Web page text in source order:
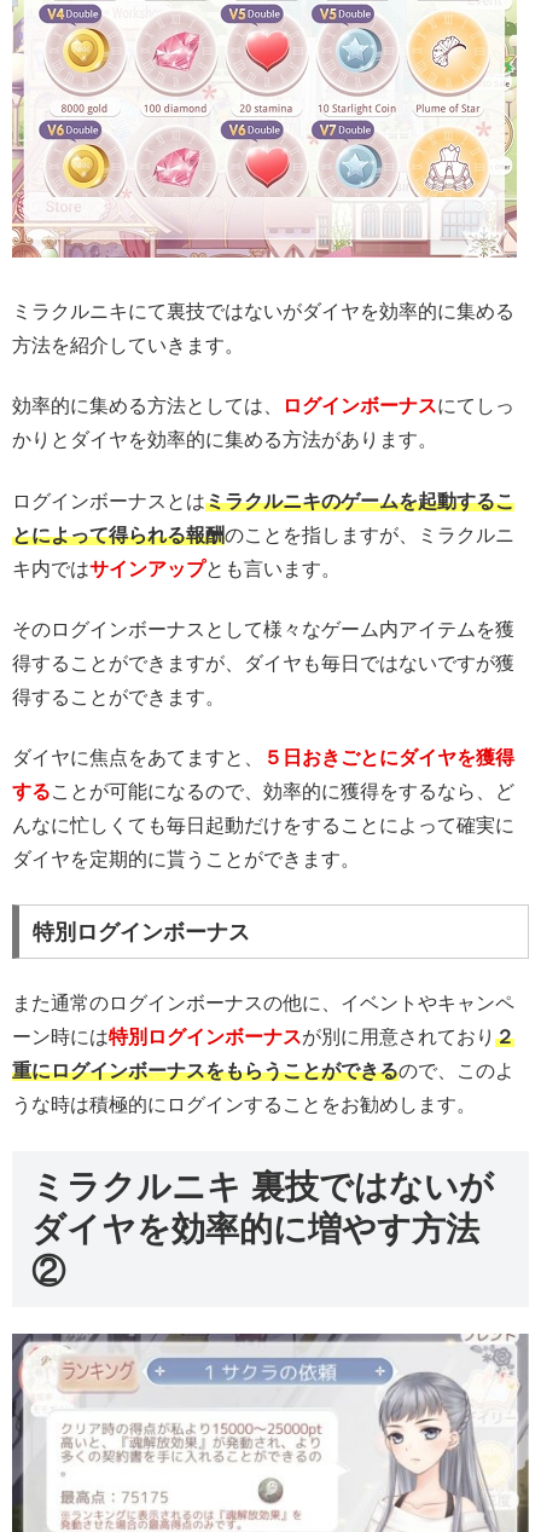
ミラクルニキにて裏技ではないがダイヤを効率的に集める
方法を紹介していきます。
効率的に集める方法としては、 ログインボーナスにてしっ
かりとダイヤを効率的に集める方法があります。
ログインボーナスとはミラクルニキのゲームを起動するこ
とによって得られる報酬のことを指しますが、ミラクルニ
キ内ではサインアップとも言います。
そのログインボーナスとして様々なゲーム内アイテムを獲
得することができますが、ダイヤも毎日ではないですが獲
得することができます。
ダイヤに焦点をあてますと、
５日おきごとにダイヤを獲得
することが可能になるので、効率的に獲得をするなら、ど
んなに忙しくても毎日起動だけをすることによって確実に
ダイヤを定期的に貰うことができます。
特別ログインボーナス
また通常のログインボーナスの他に、イベントやキャンペ
ーン時には特別ログインボーナスが別に用意されており ２
重にログインボーナスをもらうことができるので、このよ
うな時は積極的にログインすることをお勧めします。
ミラクルニキ 裏技ではないが
ダイヤを効率的に増やす方法
②